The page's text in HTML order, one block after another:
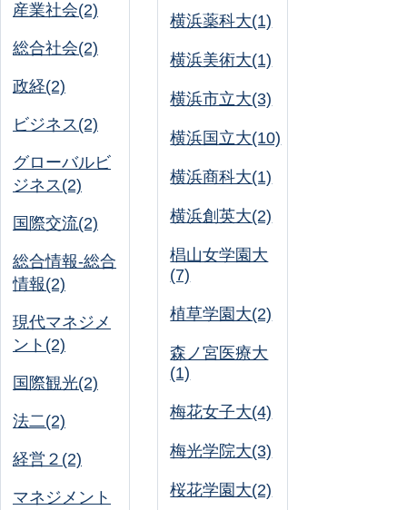
産業社会(2)
総合社会(2)
政経(2)
ビジネス(2)
グローバルビ
ジネス(2)
国際交流(2)
総合情報-総合
情報(2)
現代マネジメ
ント(2)
国際観光(2)
法二(2)
経営２(2)
マネジメント
横浜薬科大(1)
横浜美術大(1)
横浜市立大(3)
横浜国立大(10)
横浜商科大(1)
横浜創英大(2)
椙山女学園大
(7)
植草学園大(2)
森ノ宮医療大
(1)
梅花女子大(4)
梅光学院大(3)
桜花学園大(2)